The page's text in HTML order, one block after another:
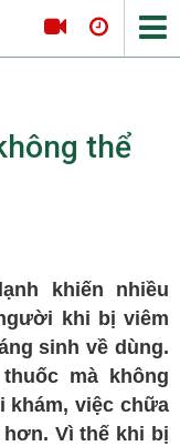
thể
khiến nhiều
khi bị viêm
sinh về dùng.
mà không
khám, việc chữa
Vì thế khi bị